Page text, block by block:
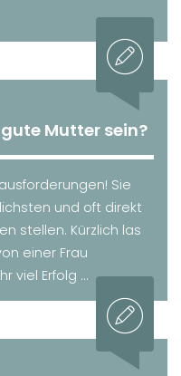
Mutter sein?
Sie
und oft direkt
stellen. Kürzlich las
einer Frau
viel Erfolg ...